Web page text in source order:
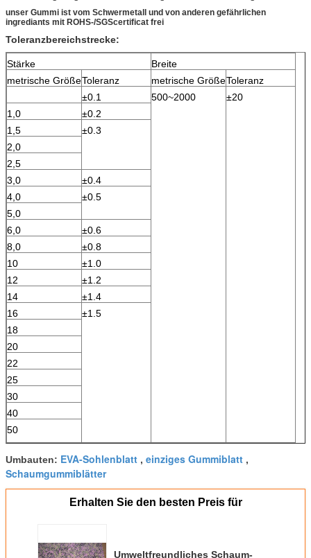
unser Gummi ist vom Schwermetall und von anderen gefährlichen
ingrediants mit ROHS-/SGScertificat frei
Toleranzbereichstrecke:
Stärke
Breite
metrische GrößeToleranz metrische GrößeToleranz
±0.1
500~2000
±20
1,0
±0.2
1,5
±0.3
2,0
2,5
3,0
±0.4
4,0
±0.5
5,0
6,0
±0.6
8,0
±0.8
10
±1.0
12
±1.2
14
±1.4
16
±1.5
18
20
22
25
30
40
50
Umbauten: EVA-Sohlenblatt , einziges Gummiblatt ,
Schaumgummiblätter
Erhalten Sie den besten Preis für
Umweltfreundliches Schaum-